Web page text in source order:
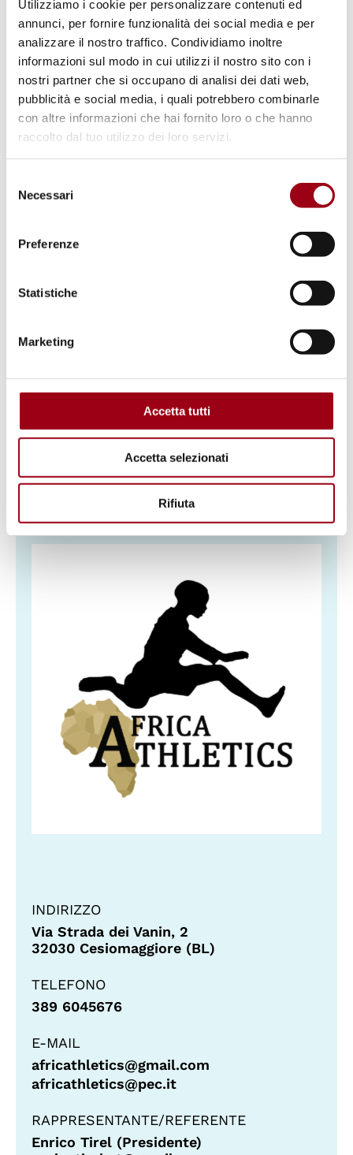
Utilizziamo i cookie per personalizzare contenuti ed
annunci, per fornire funzionalità dei social media e per
analizzare il nostro traffico. Condividiamo inoltre
informazioni sul modo in cui utilizzi il nostro sito con i
nostri partner che si occupano di analisi dei dati web,
pubblicità e social media, i quali potrebbero combinarle
con altre informazioni che hai fornito loro o che hanno
raccolto dal tuo utilizzo dei loro servizi.
delNecessari
Preferenze
Statistiche
Marketing
Accetta tutti
Accetta selezionati
Rifiuta
INDIRIZZO
Via Strada dei Vanin, 2
32030 Cesiomaggiore (BL)
TELEFONO
389 6045676
E-MAIL
africathletics@gmail.com
africathletics@pec.it
RAPPRESENTANTE/REFERENTE
Enrico Tirel (Presidente)
parte attiva durante le manifestazioni.
Partecipazione alle missioni di
volontariato internazionale previa
Posizioni e/o opportunità aperte
Volontariato all'estero
Volontariato in Italia
Conquista del Catsello, evento sportivo e
nel comune di Feltre (BL) ogni estate,
Memorial Mario Pavan, evento sportivo e
culturale di raccolta fondi nel comune di
Certificazioni e riconoscimenti
Certificato di registrazione come NGO in
Malawi